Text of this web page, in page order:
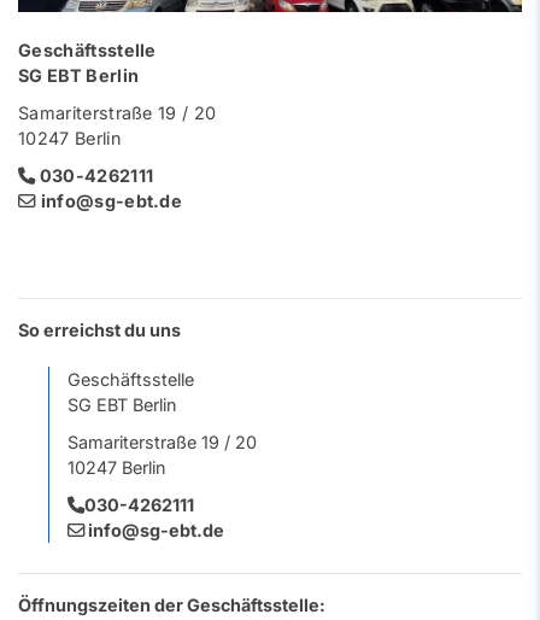
Geschäftsstelle
SG EBT Berlin
Samariterstraße 19 / 20
10247 Berlin
030-4262111
info@sg-ebt.de
So erreichst du uns
Geschäftsstelle
SG EBT Berlin
Samariterstraße 19 / 20
10247 Berlin
030-4262111
info@sg-ebt.de
Öffnungszeiten der Geschäftsstelle: